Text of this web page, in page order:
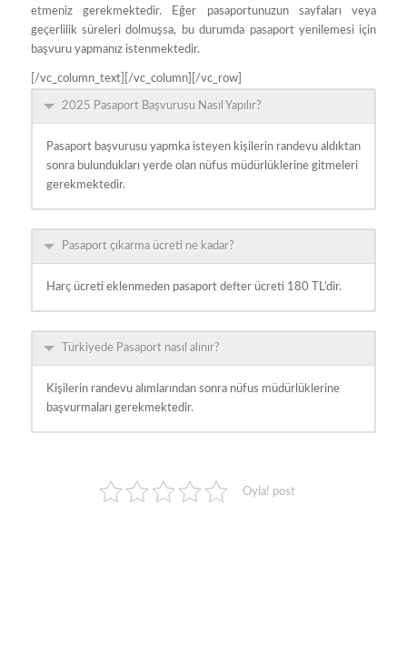
etmeniz gerekmektedir. Eğer pasaportunuzun sayfaları veya
geçerlilik süreleri dolmuşsa, bu durumda pasaport yenilemesi için
başvuru yapmanız istenmektedir.
[/vc_column_text][/vc_column][/vc_row]
2025 Pasaport Başvurusu Nasıl Yapılır?
Pasaport başvurusu yapmka isteyen kişilerin randevu aldıktan
sonra bulundukları yerde olan nüfus müdürlüklerine gitmeleri
gerekmektedir.
Pasaport çıkarma ücreti ne kadar?
Harç ücreti eklenmeden pasaport defter ücreti 180 TL’dir.
Türkiyede Pasaport nasıl alınır?
Kişilerin randevu alımlarından sonra nüfus müdürlüklerine
başvurmaları gerekmektedir.
Oyla! post